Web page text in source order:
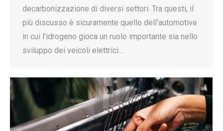
decarbonizzazione di diversi settori. Tra questi, il
più discusso è sicuramente quello dell‘automotive
in cui l’idrogeno gioca un ruolo importante sia nello
sviluppo dei veicoli elettrici…